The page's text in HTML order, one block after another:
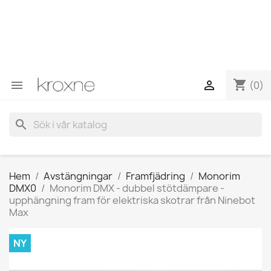
 shopping_cart (0)

search
Hem Avstängningar Framfjädring
Monorim
DMX0
Monorim DMX - dubbel stötdämpare -
upphängning fram för elektriska skotrar från Ninebot
Max
NY